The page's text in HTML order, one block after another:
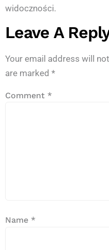
widoczności.
Leave A
Your email address will
are marked *
Comment *
Name *